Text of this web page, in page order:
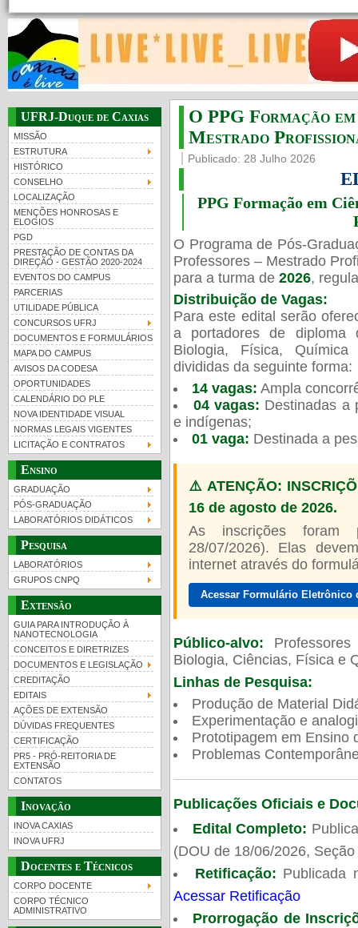
UFRJ-Duque de Caxias
MISSÃO
ESTRUTURA
HISTÓRICO
CONSELHO
LOCALIZAÇÃO
MENÇÕES HONROSAS E
ELOGIOS
PGD
PRESTAÇÃO DE CONTAS DA
DIREÇÃO - GESTÃO 2020-2024
EVENTOS DO CAMPUS
PARCERIAS
UTILIDADE PÚBLICA
CONCURSOS UFRJ
DOCUMENTOS E FORMULÁRIOS
MAPA DO CAMPUS
AVISOS DA CODESA
OPORTUNIDADES
CALENDÁRIO DO PLE
NOVA IDENTIDADE VISUAL
NORMAS LEGAIS VIGENTES
LICITAÇÃO E CONTRATOS
Ensino
GRADUAÇÃO
PÓS-GRADUAÇÃO
LABORATÓRIOS DIDÁTICOS
Pesquisa
LABORATÓRIOS
GRUPOS CNPQ
Extensão
GUIA PARA INTRODUÇÃO À
NANOTECNOLOGIA
CONCEITOS E DIRETRIZES
DOCUMENTOS E LEGISLAÇÃO
CREDITAÇÃO
EDITAIS
AÇÕES DE EXTENSÃO
DÚVIDAS FREQUENTES
CERTIFICAÇÃO
PR5 - PRÓ-REITORIA DE
EXTENSÃO
CONTATOS
Inovação
INOVA CAXIAS
INOVA UFRJ
Docentes e Técnicos
CORPO DOCENTE
CORPO TÉCNICO
ADMINISTRATIVO
O PPG Formação
Mestrado
Publicado: 28 Julho 2026
PPG Formação em
O Programa de Pós-
Professores – Mestrado
para a turma de 2026,
Distribuição de Vagas:
Para este edital serão
a portadores de diploma
Biologia, Física,
divididas da seguinte forma:
14 vagas: Ampla
04 vagas: Destinadas a
e indígenas;
01 vaga: Destinada a
⚠️ ATENÇÃO:
16 de agosto de 2026.
As inscrições foram
28/07/2026). Elas
internet através do
Acessar Formulário
Público-alvo:
Biologia, Ciências, Física e
Linhas de Pesquisa:
Produção de Material
Experimentação e
Prototipagem em Ensino
Problemas
Publicações Oficiais e
Edital Completo:
(DOU de 18/06/2026,
Retificação: Publicada
Acessar Retificação
Prorrogação de
UFRJ 100 anos